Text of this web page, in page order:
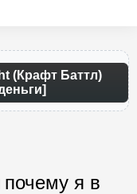
(Крафт Баттл)
почему я в